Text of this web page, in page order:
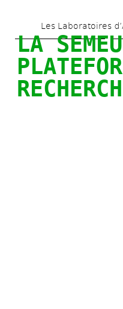
au
contenu
principal
Les Laboratoires
LA